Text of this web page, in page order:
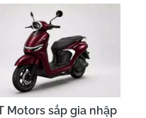
Motors sắp gia nhập